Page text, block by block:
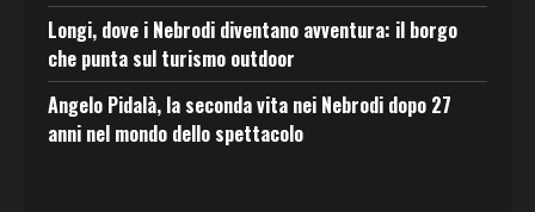
Longi, dove i Nebrodi diventano avventura: il borgo
che punta sul turismo outdoor
Angelo Pidalà, la seconda vita nei Nebrodi dopo 27
anni nel mondo dello spettacolo